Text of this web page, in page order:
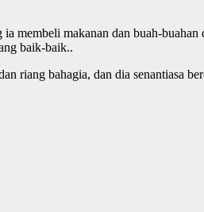
makanan dan buah-
baik-baik..
riang bahagia, dan dia senantiasa